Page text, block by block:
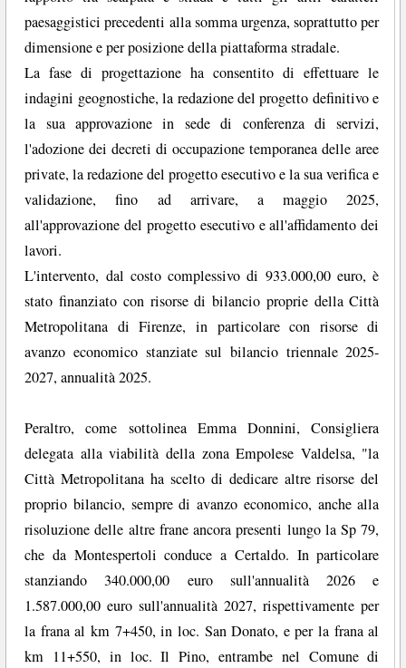
paesaggistici precedenti alla somma urgenza, soprattutto per
dimensione e per posizione della piattaforma stradale.
La fase di progettazione ha consentito di effettuare le
indagini geognostiche, la redazione del progetto definitivo e
la sua approvazione in sede di conferenza di servizi,
l'adozione dei decreti di occupazione temporanea delle aree
private, la redazione del progetto esecutivo e la sua verifica e
validazione, fino ad arrivare, a maggio 2025,
all'approvazione del progetto esecutivo e all'affidamento dei
lavori.
L'intervento, dal costo complessivo di 933.000,00 euro, è
stato finanziato con risorse di bilancio proprie della Città
Metropolitana di Firenze, in particolare con risorse di
avanzo economico stanziate sul bilancio triennale 2025-
2027, annualità 2025.
Peraltro, come sottolinea Emma Donnini, Consigliera
delegata alla viabilità della zona Empolese Valdelsa, "la
Città Metropolitana ha scelto di dedicare altre risorse del
proprio bilancio, sempre di avanzo economico, anche alla
risoluzione delle altre frane ancora presenti lungo la Sp 79,
che da Montespertoli conduce a Certaldo. In particolare
stanziando 340.000,00 euro sull'annualità 2026 e
1.587.000,00 euro sull'annualità 2027, rispettivamente per
la frana al km 7+450, in loc. San Donato, e per la frana al
km 11+550, in loc. Il Pino, entrambe nel Comune di